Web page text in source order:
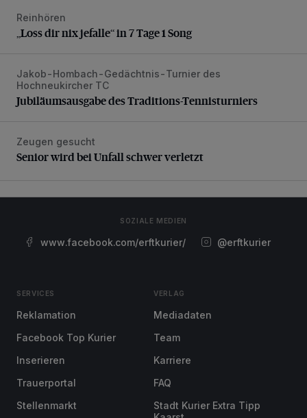
„Loss dir nix jefalle“ in 7 Tage 1 Song
Reinhören
„Loss dir nix jefalle“ in 7 Tage 1 Song
Jubiläumsausgabe des Traditions-Tennisturniers
Jakob-Hombach-Gedächtnis-Turnier des
Hochneukircher TC
Jubiläumsausgabe des Traditions-Tennisturniers
Senior wird bei Unfall schwer verletzt
Zeugen gesucht
Senior wird bei Unfall schwer verletzt
SOZIALE MEDIEN
www.facebook.com/erftkurier/ @erftkurier
SERVICES
Reklamation
Facebook Top Kurier
Inserieren
Trauerportal
Stellenmarkt
VERLAG
Mediadaten
Team
Karriere
FAQ
Stadt Kurier Extra Tipp